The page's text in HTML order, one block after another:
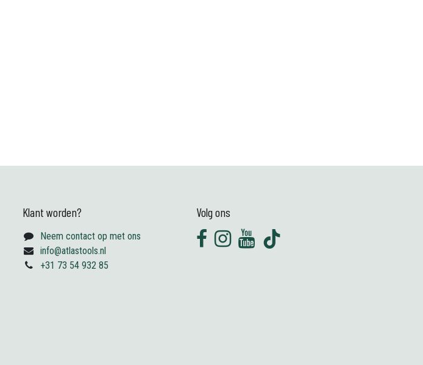
Klant worden?
Neem contact op met ons
info@atlastools.nl
+31 73 54 932 85
Volg ons